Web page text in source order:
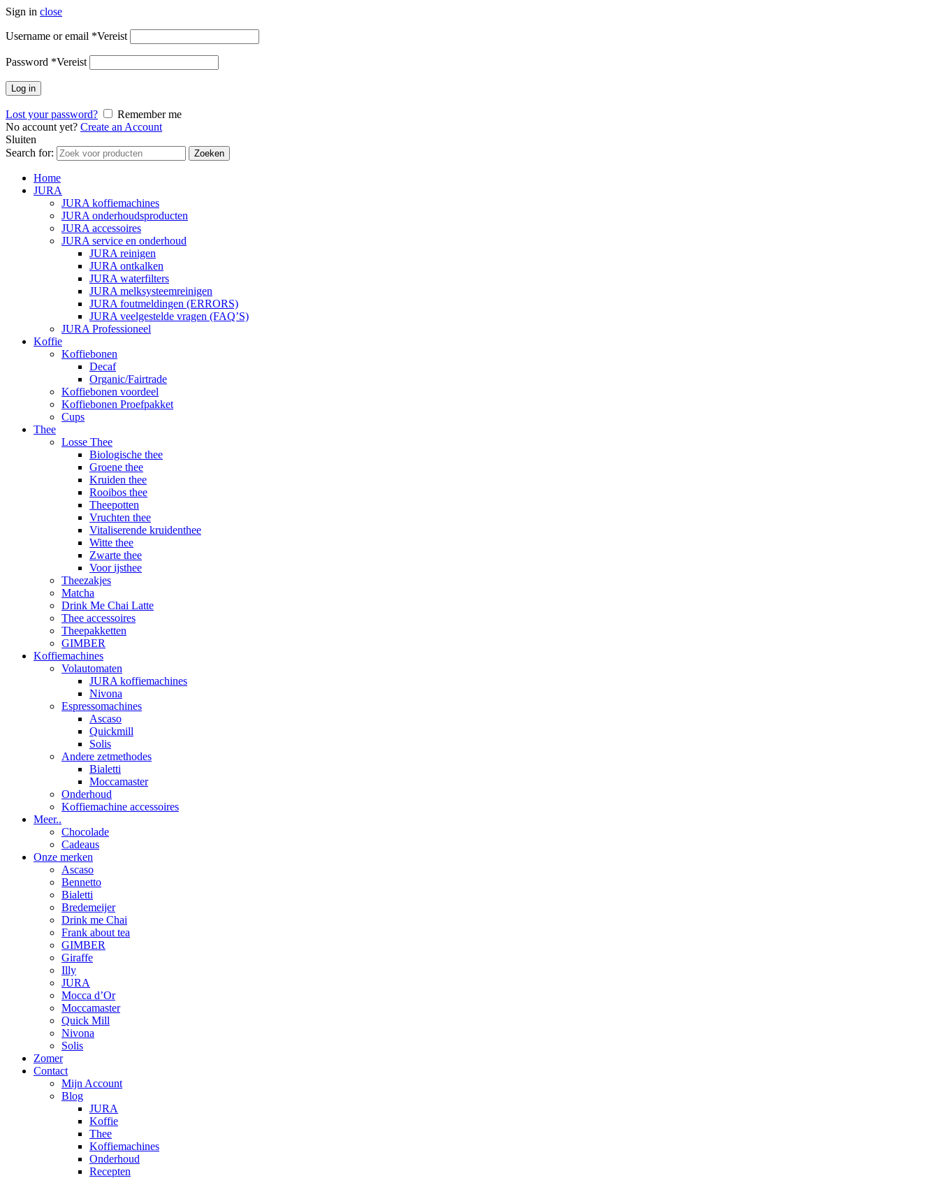
Sign in close
Username or email *Vereist
Password *Vereist
Log in
Lost your password?
Remember me
No account yet? Create an Account
Sluiten
Search for:
Zoeken
Home
JURA
JURA koffiemachines
JURA onderhoudsproducten
JURA accessoires
JURA service en onderhoud
JURA reinigen
JURA ontkalken
JURA waterfilters
JURA melksysteemreinigen
JURA foutmeldingen (ERRORS)
JURA veelgestelde vragen (FAQ’S)
JURA Professioneel
Koffie
Koffiebonen
Decaf
Organic/Fairtrade
Koffiebonen voordeel
Koffiebonen Proefpakket
Cups
Thee
Losse Thee
Biologische thee
Groene thee
Kruiden thee
Rooibos thee
Theepotten
Vruchten thee
Vitaliserende kruidenthee
Witte thee
Zwarte thee
Voor ijsthee
Theezakjes
Matcha
Drink Me Chai Latte
Thee accessoires
Theepakketten
GIMBER
Koffiemachines
Volautomaten
JURA koffiemachines
Nivona
Espressomachines
Ascaso
Quickmill
Solis
Andere zetmethodes
Bialetti
Moccamaster
Onderhoud
Koffiemachine accessoires
Meer..
Chocolade
Cadeaus
Onze merken
Ascaso
Bennetto
Bialetti
Bredemeijer
Drink me Chai
Frank about tea
GIMBER
Giraffe
Illy
JURA
Mocca d’Or
Moccamaster
Quick Mill
Nivona
Solis
Zomer
Contact
Mijn Account
Blog
JURA
Koffie
Thee
Koffiemachines
Onderhoud
Recepten